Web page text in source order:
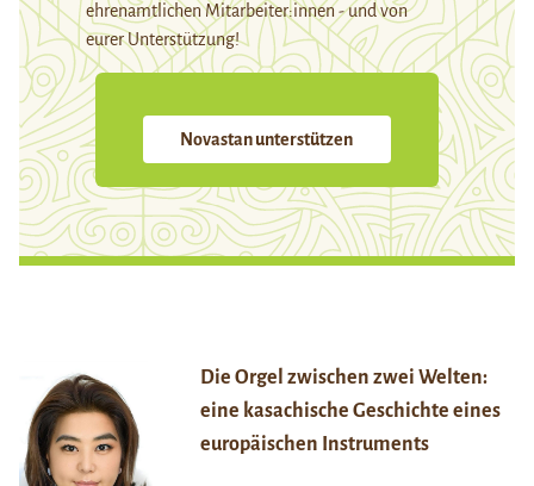
ehrenamtlichen Mitarbeiter:innen - und von
eurer Unterstützung!
Novastan unterstützen
Die Orgel zwischen zwei Welten:
eine kasachische Geschichte eines
europäischen Instruments